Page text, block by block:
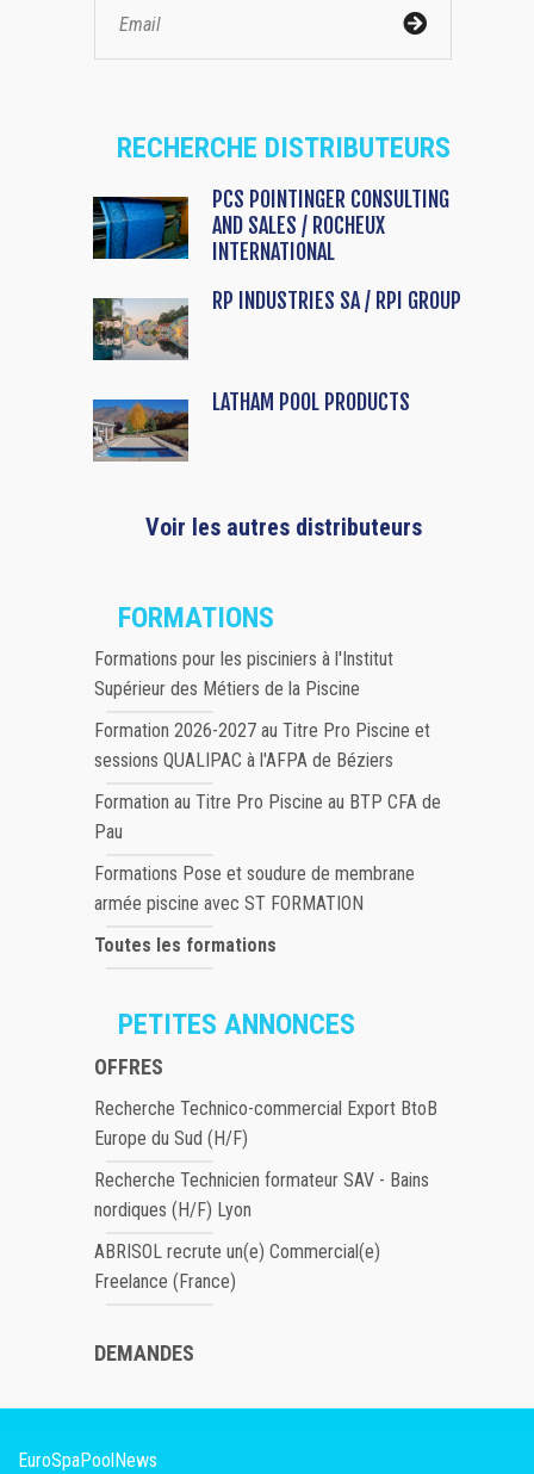
RECHERCHE DISTRIBUTEURS
PCS POINTINGER CONSULTING
AND SALES / ROCHEUX
INTERNATIONAL
RP INDUSTRIES SA / RPI GROUP
LATHAM POOL PRODUCTS
Voir les autres distributeurs
FORMATIONS
Formations pour les pisciniers à l'Institut
Supérieur des Métiers de la Piscine
Formation 2026-2027 au Titre Pro Piscine et
sessions QUALIPAC à l'AFPA de Béziers
Formation au Titre Pro Piscine au BTP CFA de
Pau
Formations Pose et soudure de membrane
armée piscine avec ST FORMATION
Toutes les formations
PETITES ANNONCES
OFFRES
Recherche Technico-commercial Export BtoB
Europe du Sud (H/F)
Recherche Technicien formateur SAV - Bains
nordiques (H/F) Lyon
ABRISOL recrute un(e) Commercial(e)
Freelance (France)
DEMANDES
EuroSpaPoolNews